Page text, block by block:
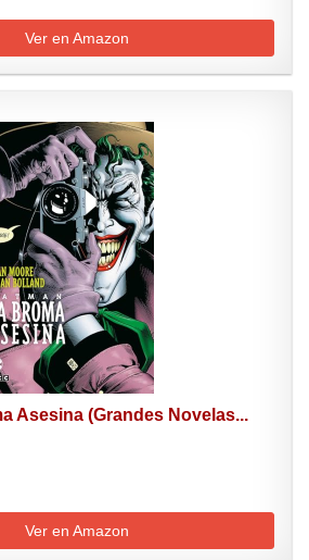
Ver en Amazon
Asesina (Grandes Novelas...
Ver en Amazon